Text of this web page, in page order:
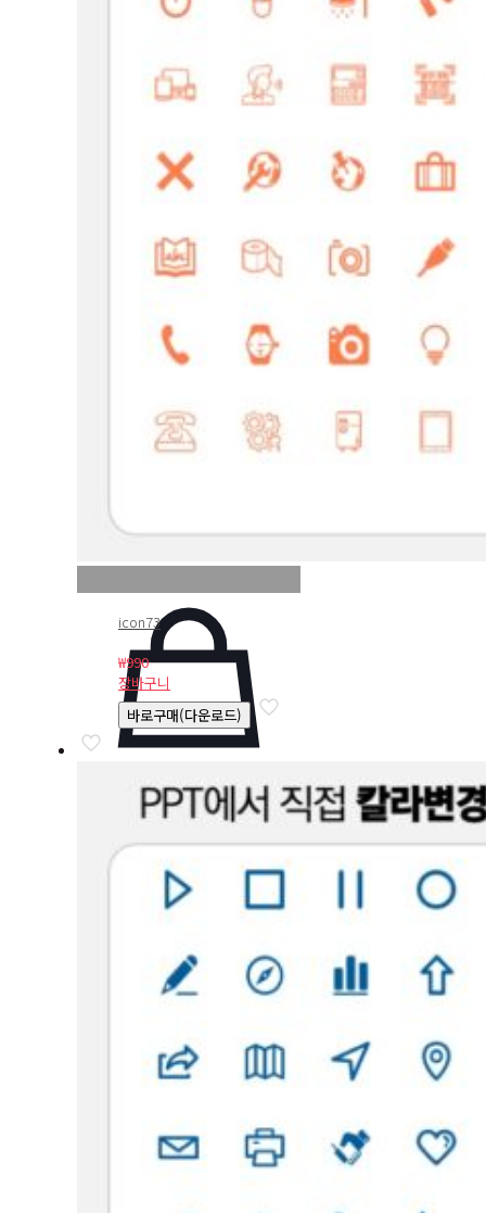
icon73
₩990
장바구니
바로구매(다운로드)